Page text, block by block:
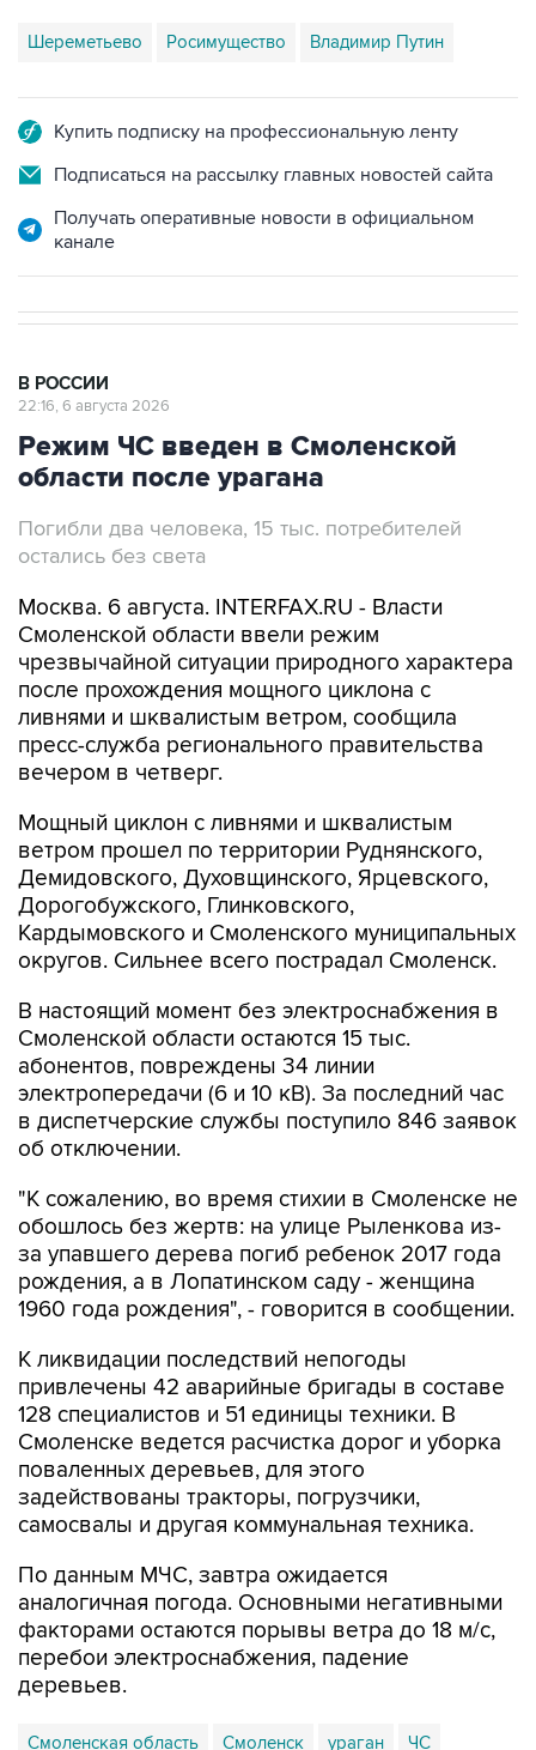
Шереметьево Росимущество Владимир Путин
Купить подписку на профессиональную ленту
Подписаться на рассылку главных новостей сайта
Получать оперативные новости в официальном
канале
В РОССИИ
22:16, 6 августа 2026
Режим ЧС введен в Смоленской
области после урагана
Погибли два человека, 15 тыс. потребителей
остались без света
Москва. 6 августа. INTERFAX.RU - Власти
Смоленской области ввели режим
чрезвычайной ситуации природного характера
после прохождения мощного циклона с
ливнями и шквалистым ветром, сообщила
пресс-служба регионального правительства
вечером в четверг.
Мощный циклон с ливнями и шквалистым
ветром прошел по территории Руднянского,
Демидовского, Духовщинского, Ярцевского,
Дорогобужского, Глинковского,
Кардымовского и Смоленского муниципальных
округов. Сильнее всего пострадал Смоленск.
В настоящий момент без электроснабжения в
Смоленской области остаются 15 тыс.
абонентов, повреждены 34 линии
электропередачи (6 и 10 кВ). За последний час
в диспетчерские службы поступило 846 заявок
об отключении.
"К сожалению, во время стихии в Смоленске не
обошлось без жертв: на улице Рыленкова из-
за упавшего дерева погиб ребенок 2017 года
рождения, а в Лопатинском саду - женщина
1960 года рождения", - говорится в сообщении.
К ликвидации последствий непогоды
привлечены 42 аварийные бригады в составе
128 специалистов и 51 единицы техники. В
Смоленске ведется расчистка дорог и уборка
поваленных деревьев, для этого
задействованы тракторы, погрузчики,
самосвалы и другая коммунальная техника.
По данным МЧС, завтра ожидается
аналогичная погода. Основными негативными
факторами остаются порывы ветра до 18 м/с,
перебои электроснабжения, падение
деревьев.
Смоленская область Смоленск ураган ЧС